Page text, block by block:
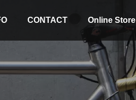
CONTACT Online Store